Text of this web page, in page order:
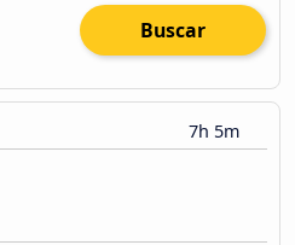
Buscar
7h 5m